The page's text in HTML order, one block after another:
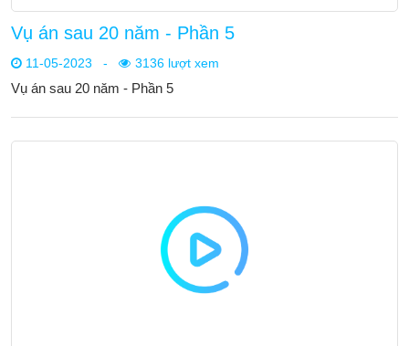
Vụ án sau 20 năm - Phần 5
11-05-2023 - 3136 lượt xem
Vụ án sau 20 năm - Phần 5